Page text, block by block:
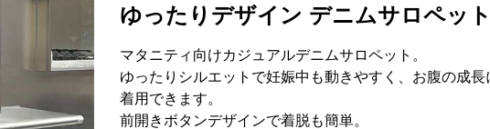
ゆったりデザイン デニムサロペット
マタニティ向けカジュアルデニムサロペット。
ゆったりシルエットで妊娠中も動きやすく、お腹の成長
着用できます。
前開きボタンデザインで着脱も簡単。